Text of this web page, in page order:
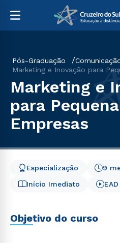
Pós-Graduação
Marketing e Inovação para
Marketing e
para
Empresas
Início Imediato
9
Especialização
Objetivo do curso